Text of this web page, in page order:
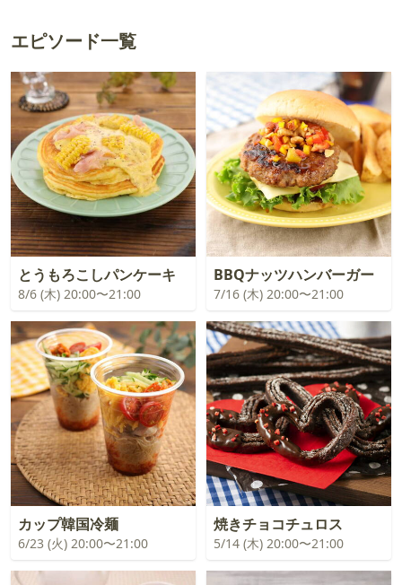
エピソード一覧
とうもろこしパンケーキ
8/6 (木) 20:00〜21:00
BBQナッツハンバーガー
7/16 (木) 20:00〜21:00
カップ韓国冷麺
6/23 (火) 20:00〜21:00
焼きチョコチュロス
5/14 (木) 20:00〜21:00